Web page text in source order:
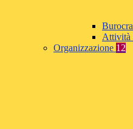
Attività
Organizzazione 12